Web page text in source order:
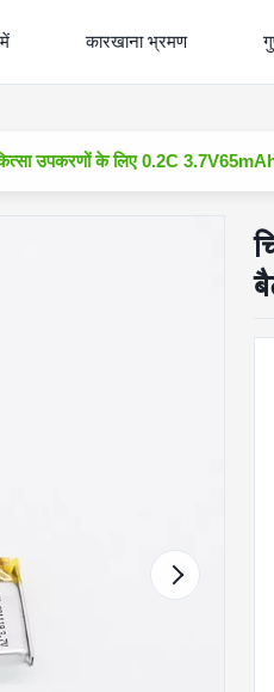
कारखाना भ्रमण
उपकरणों के लिए 0.2C